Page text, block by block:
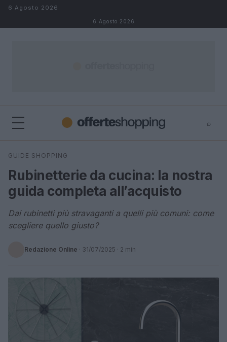
Salta al contenuto
6 Agosto 2026
6 Agosto 2026
⌕
Cerca
GUIDE SHOPPING
Rubinetterie da cucina: la nostra
guida completa all’acquisto
Dai rubinetti più stravaganti a quelli più comuni: come
scegliere quello giusto?
Redazione Online · 31/07/2025 · 2 min